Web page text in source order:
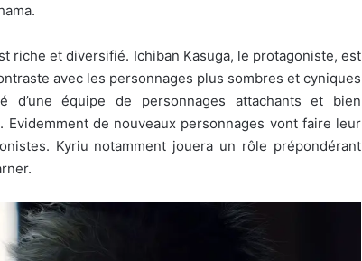
riche et diversifié. Ichiban Kasuga, le protagoniste, est
avec les personnages plus sombres et cyniques
d’une équipe de personnages attachants et bien
Evidemment de nouveaux personnages vont faire leur
Kyriu notamment jouera un rôle prépondérant